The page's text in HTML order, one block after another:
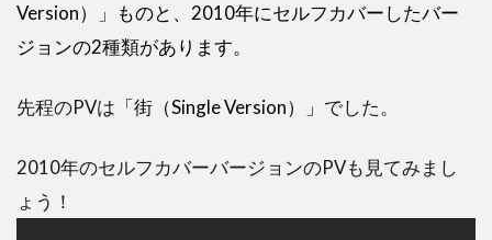
Version）」ものと、2010年にセルフカバーしたバー
ジョンの2種類があります。
先程のPVは 「街（Single Version）」 でした。
2010年のセルフカバーバージョンのPVも見てみまし
ょう！